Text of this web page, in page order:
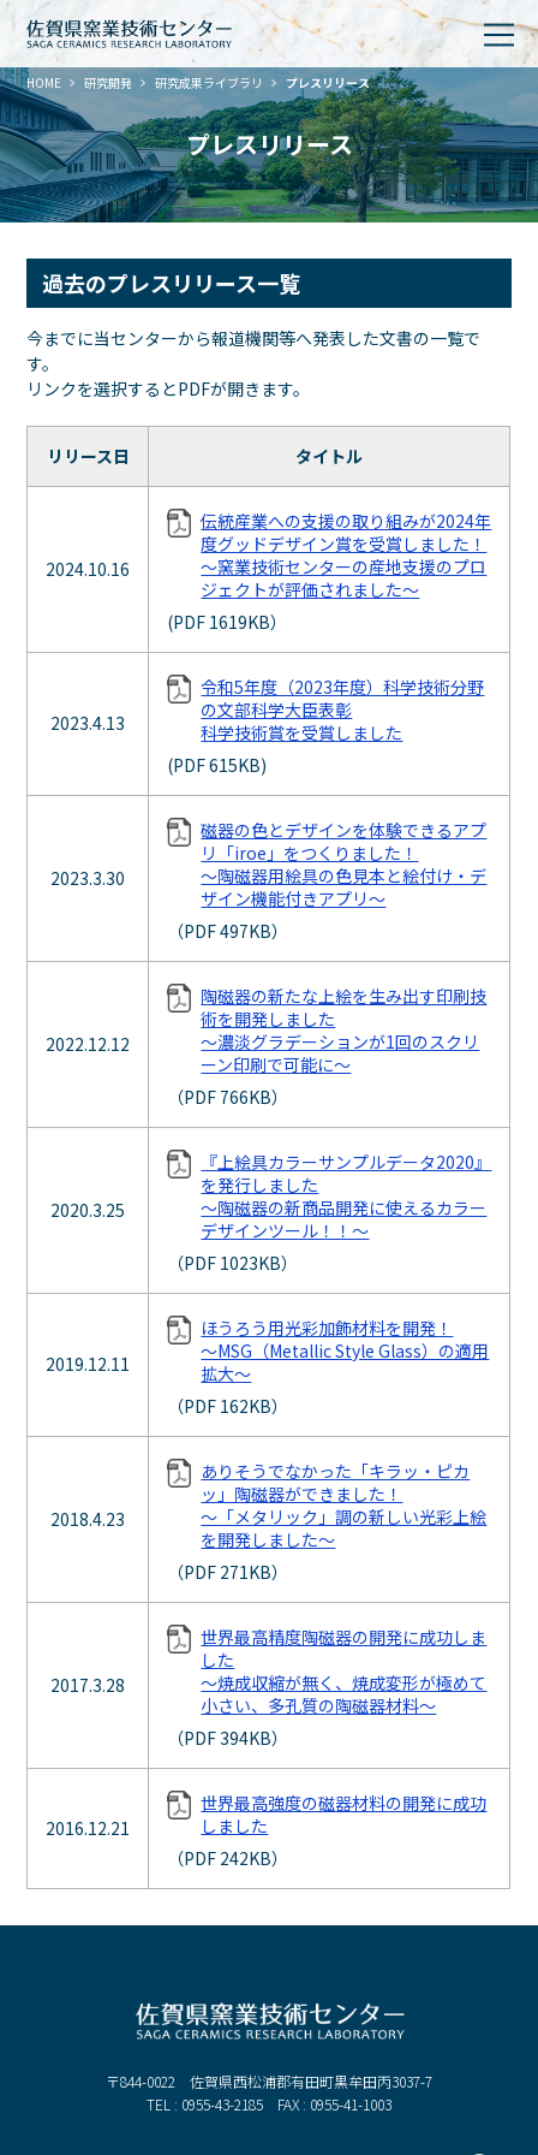
HOME 研究開発 研究成果ライブラリ プレスリリース
プレスリリース
過去のプレスリリース一覧
今までに当センターから報道機関等へ発表した文書の一覧で
す。
リンクを選択するとPDFが開きます。
リリース日 タイトル
2024.10.16
伝統産業への支援の取り組みが2024年
度グッドデザイン賞を受賞しました！
～窯業技術センターの産地支援のプロ
ジェクトが評価されました～
(PDF 1619KB）
2023.4.13
令和5年度（2023年度）科学技術分野
の文部科学大臣表彰
科学技術賞を受賞しました
(PDF 615KB)
2023.3.30
磁器の色とデザインを体験できるアプ
リ「iroe」をつくりました！
～陶磁器用絵具の色見本と絵付け・デ
ザイン機能付きアプリ～
（PDF 497KB）
2022.12.12
陶磁器の新たな上絵を生み出す印刷技
術を開発しました
～濃淡グラデーションが1回のスクリ
ーン印刷で可能に～
（PDF 766KB）
2020.3.25
『上絵具カラーサンプルデータ2020』
を発行しました
～陶磁器の新商品開発に使えるカラー
デザインツール！！～
（PDF 1023KB）
2019.12.11
ほうろう用光彩加飾材料を開発！
～MSG（Metallic Style Glass）の適用
拡大～
（PDF 162KB）
2018.4.23
ありそうでなかった「キラッ・ピカ
ッ」陶磁器ができました！
～「メタリック」調の新しい光彩上絵
を開発しました～
（PDF 271KB）
2017.3.28
世界最高精度陶磁器の開発に成功しま
した
～焼成収縮が無く、焼成変形が極めて
小さい、多孔質の陶磁器材料～
（PDF 394KB）
2016.12.21
世界最高強度の磁器材料の開発に成功
しました
（PDF 242KB）
〒844-0022 佐賀県西松浦郡有田町黒牟田丙3037-7
TEL : 0955-43-2185 FAX : 0955-41-1003